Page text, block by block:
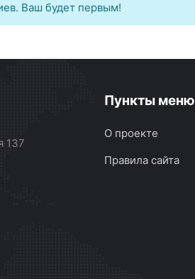
Ваш будет первым!
137
Пункты меню
О проекте
Правила сайта